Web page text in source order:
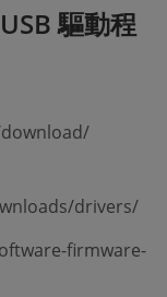
驅動程
drivers/
firmware-